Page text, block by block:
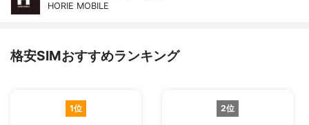
HORIE MOBILE
格安SIMおすすめランキング
1位 2位